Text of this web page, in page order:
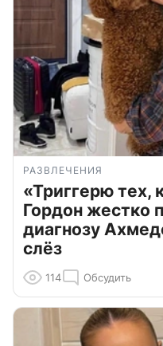
РАЗВЛЕЧЕНИЯ
«Триггерю тех,
Гордон жестко
диагнозу
слёз
114 Обсудить